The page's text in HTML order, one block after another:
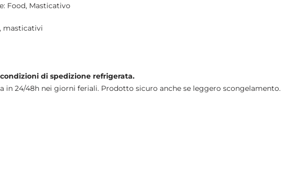
Food, Masticativo
, masticativi
di spedizione refrigerata.
in 24/48h nei giorni feriali. Prodotto sicuro anche se leggero scongelamento.